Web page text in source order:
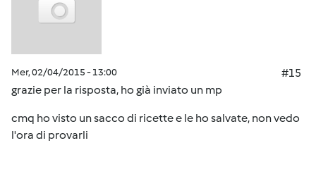
Mer, 02/04/2015 - 13:00
#15
grazie per la risposta, ho già inviato un mp
cmq ho visto un sacco di ricette e le ho salvate, non vedo
l'ora di provarli